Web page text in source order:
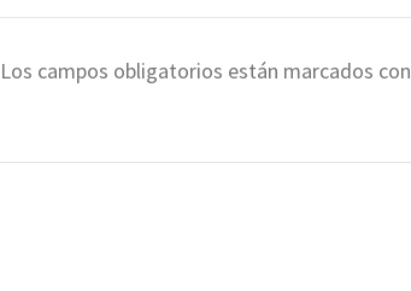
Los campos obligatorios están marcados con